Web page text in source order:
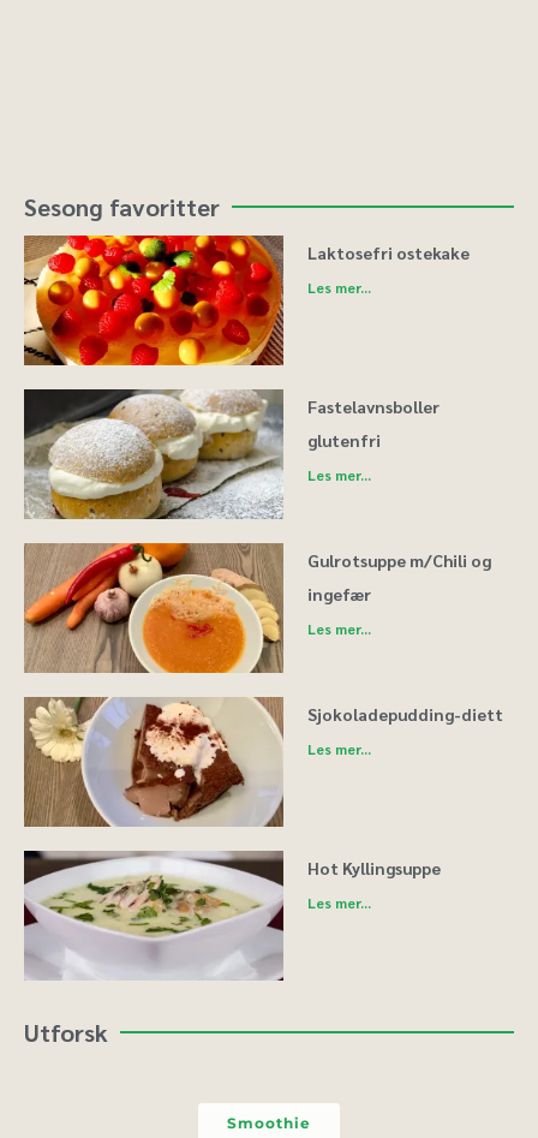
Sesong favoritter
Laktosefri ostekake
Les mer...
Fastelavnsboller
glutenfri
Les mer...
Gulrotsuppe m/Chili og
ingefær
Les mer...
Sjokoladepudding-diett
Les mer...
Hot Kyllingsuppe
Les mer...
Utforsk
Smoothie